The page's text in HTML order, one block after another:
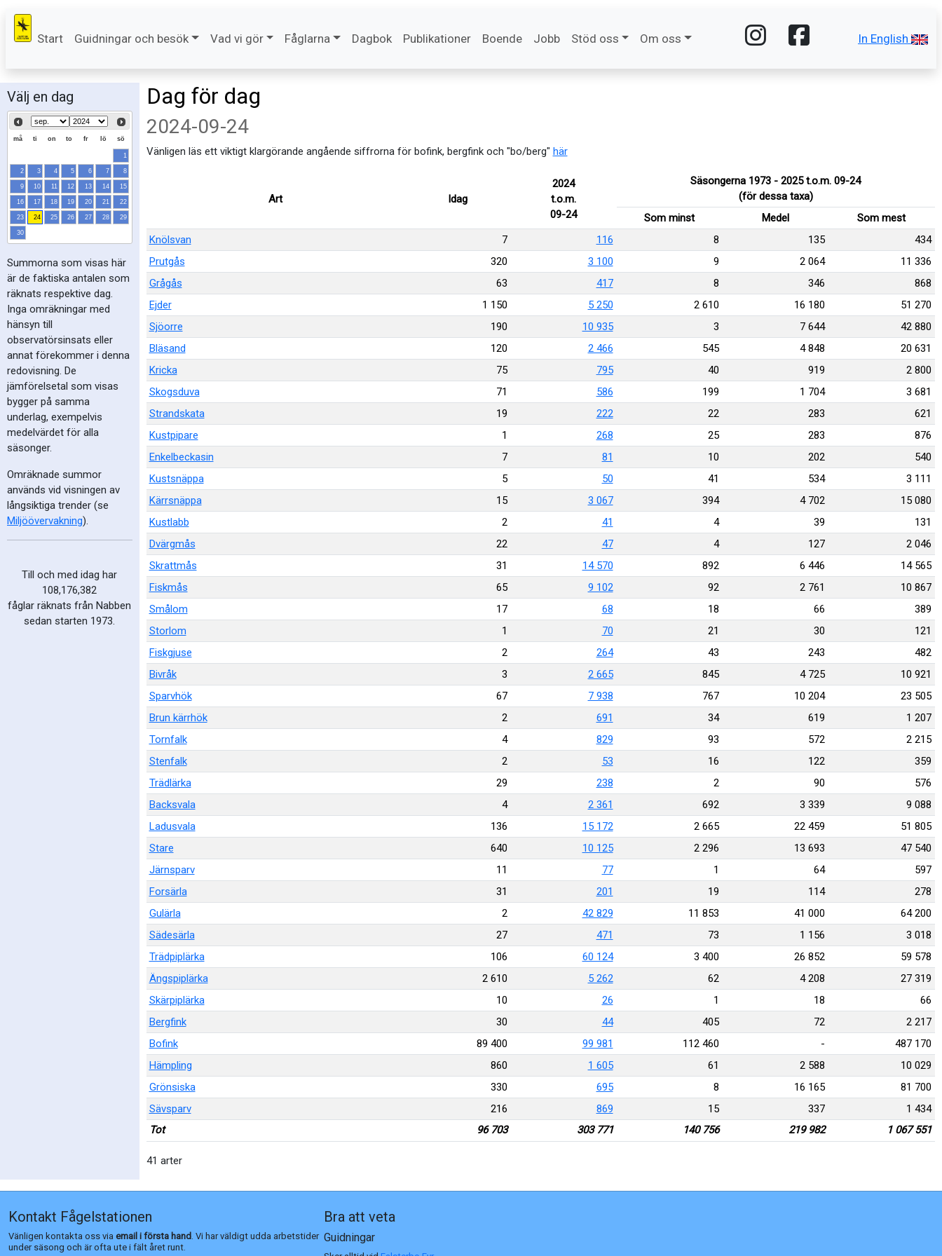
Start Guidningar och besök Vad vi gör Fåglarna Dagbok Publikationer Boende Jobb Stöd oss Om oss In English
Välj en dag
må ti on to fr lö sö
1
2
3 4 5 6 7
8
9
10 11 12 13 14
15
16
17 18 19 20 21
22
23
24 25 26 27 28
29
30
Summorna som visas här
är de faktiska antalen som
räknats respektive dag.
Inga omräkningar med
hänsyn till
observatörsinsats eller
annat förekommer i denna
redovisning. De
jämförelsetal som visas
bygger på samma
underlag, exempelvis
medelvärdet för alla
säsonger.
Omräknade summor
används vid visningen av
långsiktiga trender (se
Miljöövervakning).
Till och med idag har
108,176,382
fåglar räknats från Nabben
sedan starten 1973.
Dag för dag
2024-09-24
Vänligen läs ett viktigt klargörande angående siffrorna för bofink, bergfink och "bo/berg" här
Art Idag
2024
t.o.m.
09-24
Säsongerna 1973 - 2025 t.o.m. 09-24
(för dessa taxa)
Som minst
Medel
Som mest
Knölsvan
7 116 8 135
434
Prutgås
320 3 100 9 2 064
11 336
Grågås
63 417 8 346
868
Ejder
1 150 5 250 2 610 16 180
51 270
Sjöorre
190 10 935 3 7 644
42 880
Bläsand
120 2 466 545 4 848
20 631
Kricka
75 795 40 919
2 800
Skogsduva
71 586 199 1 704
3 681
Strandskata
19 222 22 283
621
Kustpipare
1 268 25 283
876
Enkelbeckasin
7 81 10 202
540
Kustsnäppa
5 50 41 534
3 111
Kärrsnäppa
15 3 067 394 4 702
15 080
Kustlabb
2 41 4 39
131
Dvärgmås
22 47 4 127
2 046
Skrattmås
31 14 570 892 6 446
14 565
Fiskmås
65 9 102 92 2 761
10 867
Smålom
17 68 18 66
389
Storlom
1 70 21 30
121
Fiskgjuse
2 264 43 243
482
Bivråk
3 2 665 845 4 725
10 921
Sparvhök
67 7 938 767 10 204
23 505
Brun kärrhök
2 691 34 619
1 207
Tornfalk
4 829 93 572
2 215
Stenfalk
2 53 16 122
359
Trädlärka
29 238 2 90
576
Backsvala
4 2 361 692 3 339
9 088
Ladusvala
136 15 172 2 665 22 459
51 805
Stare
640 10 125 2 296 13 693
47 540
Järnsparv
11 77 1 64
597
Forsärla
31 201 19 114
278
Gulärla
2 42 829 11 853 41 000
64 200
Sädesärla
27 471 73 1 156
3 018
Trädpiplärka
106 60 124 3 400 26 852
59 578
Ängspiplärka
2 610 5 262 62 4 208
27 319
Skärpiplärka
10 26 1 18
66
Bergfink
30 44 405 72
2 217
Bofink
89 400 99 981 112 460 -
487 170
Hämpling
860 1 605 61 2 588
10 029
Grönsiska
330 695 8 16 165
81 700
Sävsparv
216 869 15 337
1 434
Tot
96 703 303 771 140 756 219 982 1 067 551
41 arter
Kontakt Fågelstationen
Vänligen kontakta oss via email i första hand. Vi har väldigt udda arbetstider
under säsong och är ofta ute i fält året runt.
Bra att veta
Guidningar